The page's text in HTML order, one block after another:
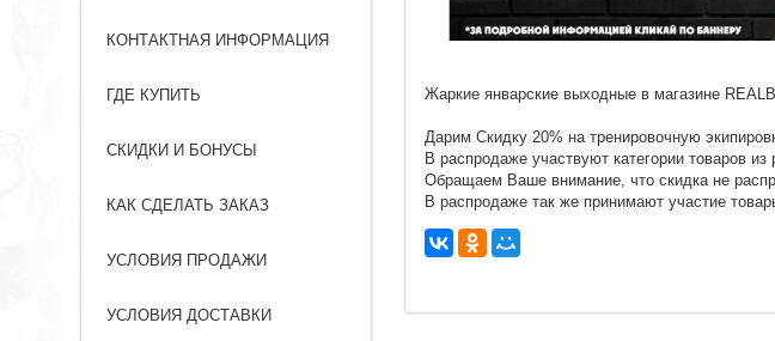
КОНТАКТНАЯ ИНФОРМАЦИЯ
ГДЕ КУПИТЬ
СКИДКИ И БОНУСЫ
КАК СДЕЛАТЬ ЗАКАЗ
УСЛОВИЯ ПРОДАЖИ
УСЛОВИЯ ДОСТАВКИ
Жаркие январские выходные в магазине
Дарим Скидку 20% на тренировочную
В распродаже участвуют категории товаров из
Обращаем Ваше внимание, что скидка не
В распродаже так же принимают участие